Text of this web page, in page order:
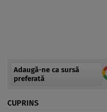
Adaugă-ne ca sursă
preferată
CUPRINS